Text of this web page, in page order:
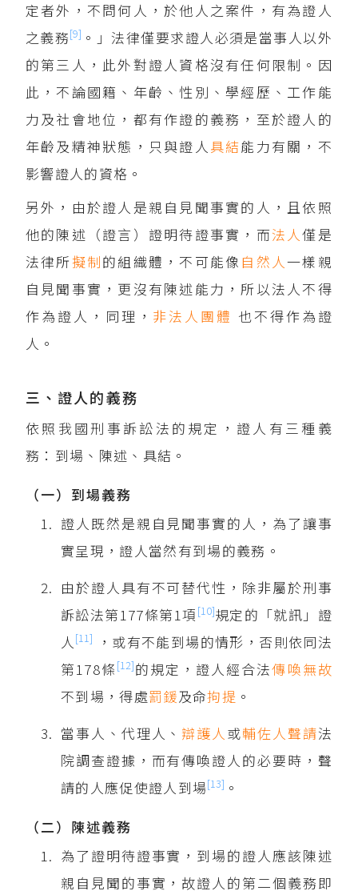
定者外，不問何人，於他人之案件，有為證人
之義務[9] 。」法律僅要求證人必須是當事人以外
的第三人，此外對證人資格沒有任何限制。因
此，不論國籍、年齡、性別、學經歷、工作能
力及社會地位，都有作證的義務，至於證人的
年齡及精神狀態，只與證人 具結能力有關，不
影響證人的資格。
另外，由於證人是親自見聞事實的人，且依照
他的陳述（證言）證明待證事實，而法人僅是
法律所擬制的組織體，不可能像 自然人一樣親
自見聞事實，更沒有陳述能力，所以法人不得
作為證人，同理， 非法人團體 也不得作為證
人。
三、證人的義務
依照我國刑事訴訟法的規定，證人有三種義
務：到場、陳述、具結。
（一）到場義務
證人既然是親自見聞事實的人，為了讓事
實呈現，證人當然有到場的義務。
由於證人具有不可替代性，除非屬於刑事
訴訟法第177條第1項 [10]規定的「就訊」證
人 [11]
，或有不能到場的情形，否則依同法
第178條 [12]的規定，證人經合法傳喚無故
不到場，得處罰鍰及命拘提 。
當事人、代理人、辯護人 或輔佐人 聲請法
院調查證據，而有傳喚證人的必要時，聲
請的人應促使證人到場[13] 。
（二）陳述義務
為了證明待證事實，到場的證人應該陳述
親自見聞的事實，故證人的第二個義務即